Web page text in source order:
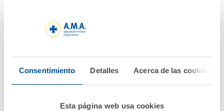
Consentimiento Detalles Acerca de las cookies
Esta página web usa cookies
La Fundación A.M.A.
investigación de los
niños con trastornos
renuevan su póliza
colectiva de RCP con
Ver noticia